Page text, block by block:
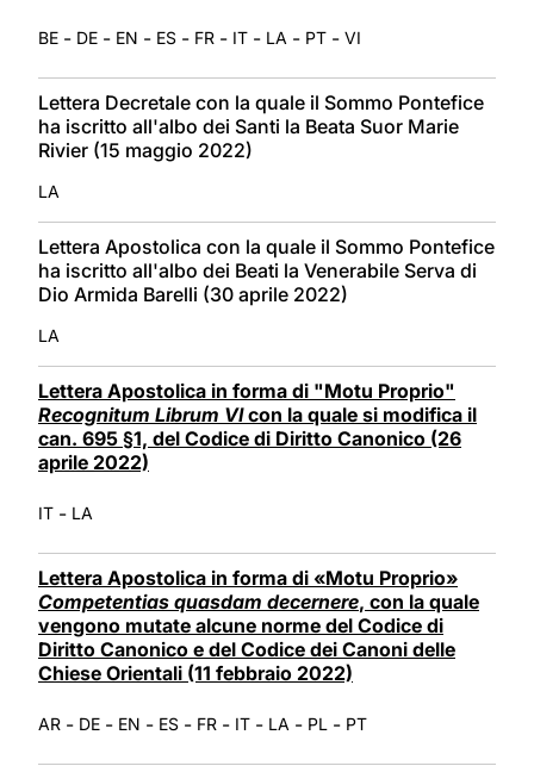
BE - DE - EN - ES - FR - IT - LA - PT - VI
Lettera Decretale con la quale il Sommo Pontefice
ha iscritto all'albo dei Santi la Beata Suor Marie
Rivier (15 maggio 2022)
LA
Lettera Apostolica con la quale il Sommo Pontefice
ha iscritto all'albo dei Beati la Venerabile Serva di
Dio Armida Barelli (30 aprile 2022)
LA
Lettera Apostolica in forma di "Motu Proprio"
Recognitum Librum VIcon la quale si modifica il
can. 695 §1, del Codice di Diritto Canonico (26
aprile 2022)
IT - LA
Lettera Apostolica in forma di «Motu Proprio»
Competentias quasdam decernere, con la quale
vengono mutate alcune norme del Codice di
Diritto Canonico e del Codice dei Canoni delle
Chiese Orientali (11 febbraio 2022)
AR - DE - EN - ES - FR - IT - LA - PL - PT